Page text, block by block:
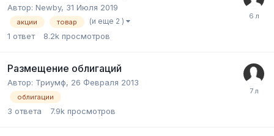
Автор: Newby, 31 Июля 2019
акции товар (и еще 2 )
1 ответ 8.2k просмотров
Размещение облигаций
Автор: Триумф, 26 Февраля 2013
облигации
3 ответа 7.9k просмотров